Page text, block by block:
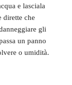
e lasciala
dirette che
gli
un panno
o umidità.